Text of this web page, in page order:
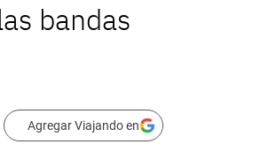
bandas
Agregar Viajando en